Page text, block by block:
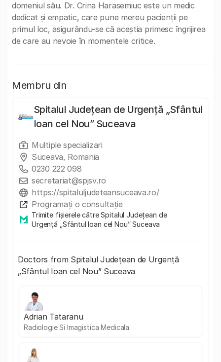
domeniul său. Dr. Crina Harasemiuc este un medic
dedicat și empatic, care pune mereu pacienții pe
primul loc, asigurându-se că aceștia primesc îngrijirea
de care au nevoie în momentele critice.
Membru din
Spitalul Județean de Urgență „Sfântul
Ioan cel Nou” Suceava
Multiple specializari
Suceava, Romania
0230 222 098
secretariat@spjsv.ro
https://spitaluljudeteansuceava.ro/
Programați o consultație
Trimite fișierele către Spitalul Județean de
Urgență „Sfântul Ioan cel Nou” Suceava
Doctors from Spitalul Județean de Urgență
„Sfântul Ioan cel Nou” Suceava
Adrian Tataranu
Radiologie Si Imagistica Medicala